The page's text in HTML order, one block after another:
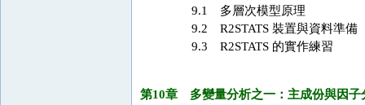
9.1 多層次模型原理
9.2 R2STATS 裝置與資料準備
9.3 R2STATS 的實作練習
第10章 多變量分析之一：主成份與因子